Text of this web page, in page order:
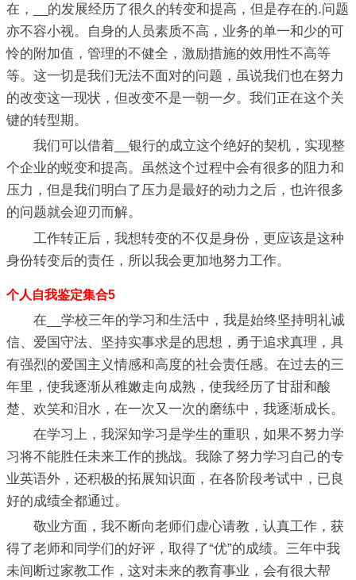
在，__的发展经历了很久的转变和提高，但是存在的.问题
亦不容小视。自身的人员素质不高，业务的单一和少的可
怜的附加值，管理的不健全，激励措施的效用性不高等
等。这一切是我们无法不面对的问题，虽说我们也在努力
的改变这一现状，但改变不是一朝一夕。我们正在这个关
键的转型期。
我们可以借着__银行的成立这个绝好的契机，实现整
个企业的蜕变和提高。虽然这个过程中会有很多的阻力和
压力，但是我们明白了压力是最好的动力之后，也许很多
的问题就会迎刃而解。
工作转正后，我想转变的不仅是身份，更应该是这种
身份转变后的责任，所以我会更加地努力工作。
个人自我鉴定集合5
在__学校三年的学习和生活中，我是始终坚持明礼诚
信、爱国守法、坚持实事求是的思想，勇于追求真理，具
有强烈的爱国主义情感和高度的社会责任感。在过去的三
年里，使我逐渐从稚嫩走向成熟，使我经历了甘甜和酸
楚、欢笑和泪水，在一次又一次的磨练中，我逐渐成长。
在学习上，我深知学习是学生的重职，如果不努力学
习将不能胜任未来工作的挑战。我除了努力学习自己的专
业英语外，还积极的拓展知识面，在各阶段考试中，已良
好的成绩全都通过。
敬业方面，我不断向老师们虚心请教，认真工作，获
得了老师和同学们的好评，取得了“优”的成绩。三年中我
未间断过家教工作，这对未来的教育事业，会有很大帮